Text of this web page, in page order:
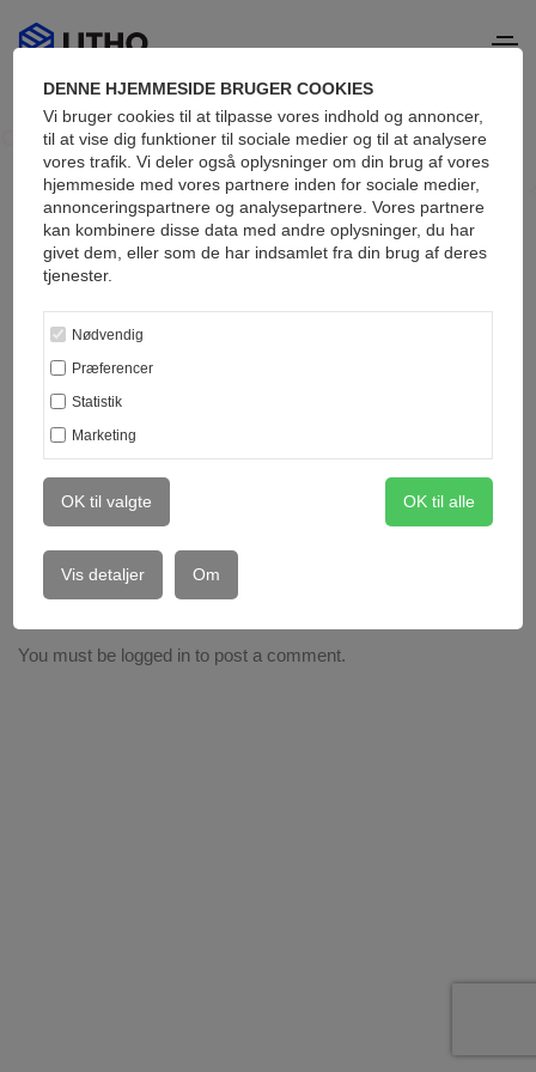
DENNE HJEMMESIDE BRUGER COOKIES
Vi bruger cookies til at tilpasse vores indhold og annoncer,
til at vise dig funktioner til sociale medier og til at analysere
vores trafik. Vi deler også oplysninger om din brug af vores
hjemmeside med vores partnere inden for sociale medier,
annonceringspartnere og analysepartnere. Vores partnere
kan kombinere disse data med andre oplysninger, du har
givet dem, eller som de har indsamlet fra din brug af deres
tjenester.
Nødvendig
Præferencer
Statistik
Marketing
OK til valgte OK til alle
Vis detaljer Om
Blog metro
Attractive articles
updated daily
You must be logged in to post a comment.